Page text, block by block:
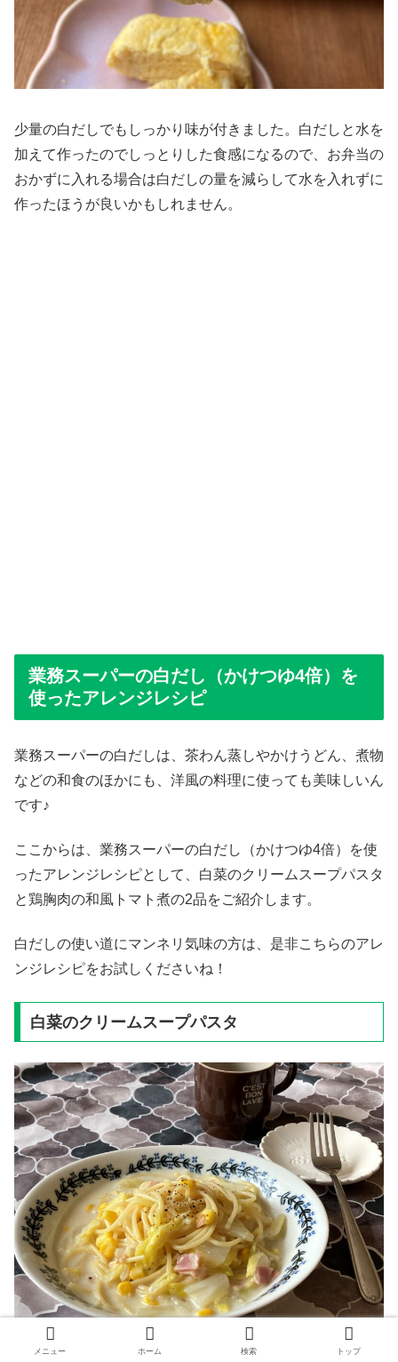
少量の白だしでもしっかり味が付きました。白だしと水を
加えて作ったのでしっとりした食感になるので、お弁当の
おかずに入れる場合は白だしの量を減らして水を入れずに
作ったほうが良いかもしれません。
業務スーパーの白だし（かけつゆ4倍）を
使ったアレンジレシピ
業務スーパーの白だしは、茶わん蒸しやかけうどん、煮物
などの和食のほかにも、洋風の料理に使っても美味しいん
です♪
ここからは、業務スーパーの白だし（かけつゆ4倍）を使
ったアレンジレシピとして、白菜のクリームスープパスタ
と鶏胸肉の和風トマト煮の2品をご紹介します。
白だしの使い道にマンネリ気味の方は、是非こちらのアレ
ンジレシピをお試しくださいね！
白菜のクリームスープパスタ
メニュー ホーム 検索 トップ